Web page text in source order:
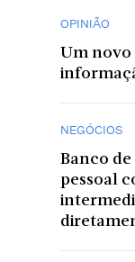
OPINIÃO
Um novo
NEGÓCIOS
Banco
pessoal